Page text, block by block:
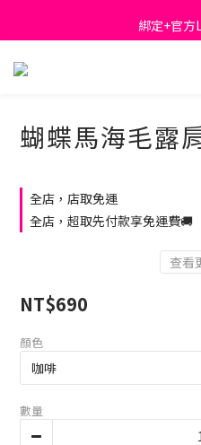
首購
綁定+官方
出清特
蝴蝶馬海毛露
全店，店取免運
全店，超取先付款享免運費🚚
查看
NT$690
顏色
數量